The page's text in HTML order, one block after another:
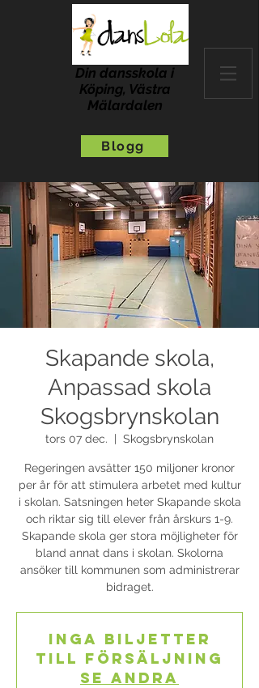
Din dansskola i
Köping, Västra
Mälardalen
Blogg
Skapande skola,
Anpassad skola
Skogsbrynskolan
tors 07 dec. Skogsbrynskolan
Regeringen avsätter 150 miljoner kronor
per år för att stimulera arbetet med kultur
i skolan. Satsningen heter Skapande skola
och riktar sig till elever från årskurs 1-9.
Skapande skola ger stora möjligheter för
bland annat dans i skolan. Skolorna
ansöker till kommunen som administrerar
bidraget.
Inga biljetter
till försäljning
Se andra